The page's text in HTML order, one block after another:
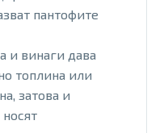
пантофите
и винаги дава
топлина или
затова и